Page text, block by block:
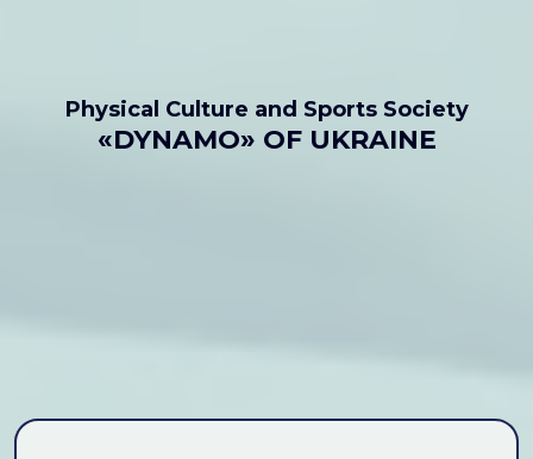
Physical Culture and Sports Society
«DYNAMO» OF UKRAINE